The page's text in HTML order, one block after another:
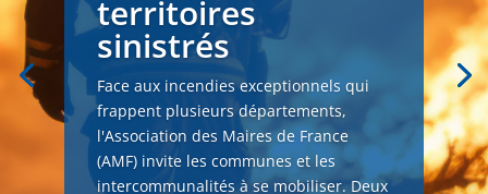
territoires
sinistrés
Face aux incendies exceptionnels qui
frappent plusieurs départements,
l'Association des Maires de France
(AMF) invite les communes et les
intercommunalités à se mobiliser. Deux